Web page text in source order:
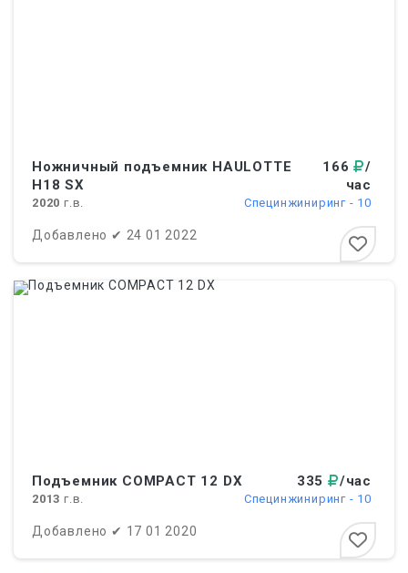
Ножничный подъемник HAULOTTE
H18 SX
166
/
час
2020 г.в. Cпецинжиниринг - 10
Добавлено ✔ 24 01 2022
Подъемник COMPACT 12 DX 335 /час
2013 г.в. Cпецинжиниринг - 10
Добавлено ✔ 17 01 2020